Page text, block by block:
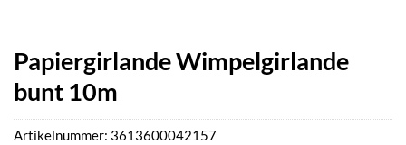
Papiergirlande Wimpelgirlande
bunt 10m
Artikelnummer: 3613600042157